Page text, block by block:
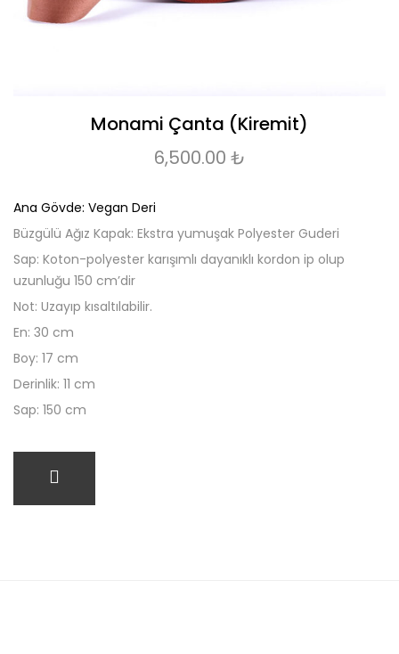
Monami Çanta (Kiremit)
6,500.00 ₺
Ana Gövde: Vegan Deri
Büzgülü Ağız Kapak: Ekstra yumuşak Polyester Guderi
Sap: Koton-polyester karışımlı dayanıklı kordon ip olup
uzunluğu 150 cm’dir
Not: Uzayıp kısaltılabilir.
En: 30 cm
Boy: 17 cm
Derinlik: 11 cm
Sap: 150 cm